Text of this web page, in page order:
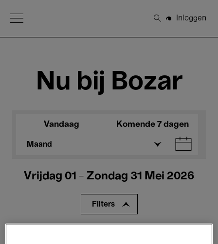
Open Menu
Zoeken
Inloggen
Nu bij Bozar
Vandaag Komende 7 dagen
Maand
Vrijdag 01 - Zondag 31 Mei 2026
Filters